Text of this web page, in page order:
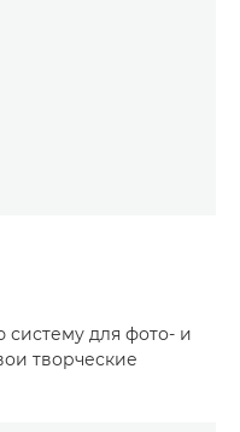
для фото- и
творческие